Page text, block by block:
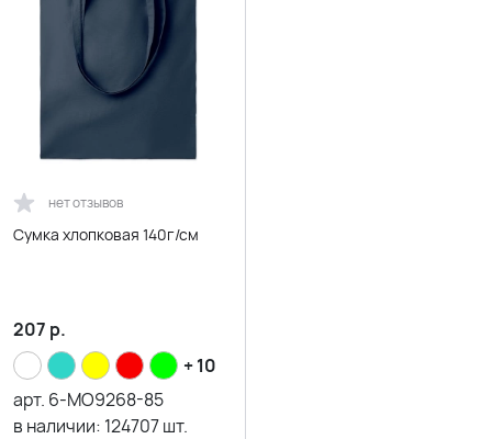
нет отзывов
Сумка хлопковая 140г/см
207 р.
+ 10
арт. 6-MO9268-85
в наличии: 124707шт.